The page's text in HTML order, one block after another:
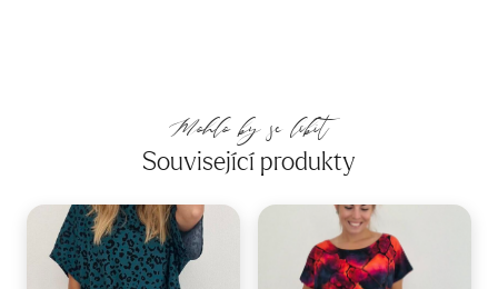
Mohlo by se líbit
Související produkty